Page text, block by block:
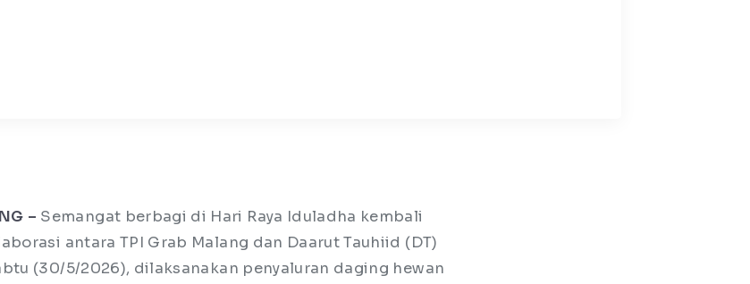
– Semangat berbagi di Hari Raya Iduladha kembali
antara TPI Grab Malang dan Daarut Tauhiid (DT)
(30/5/2026), dilaksanakan penyaluran daging hewan